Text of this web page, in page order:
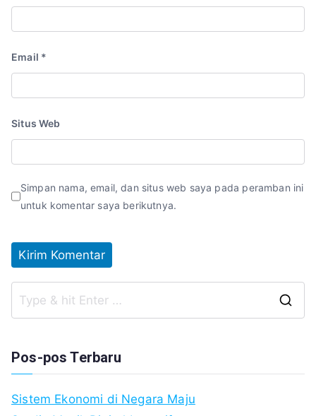
Email *
Situs Web
Simpan nama, email, dan situs web saya pada peramban ini
untuk komentar saya berikutnya.
Pos-pos Terbaru
Sistem Ekonomi di Negara Maju